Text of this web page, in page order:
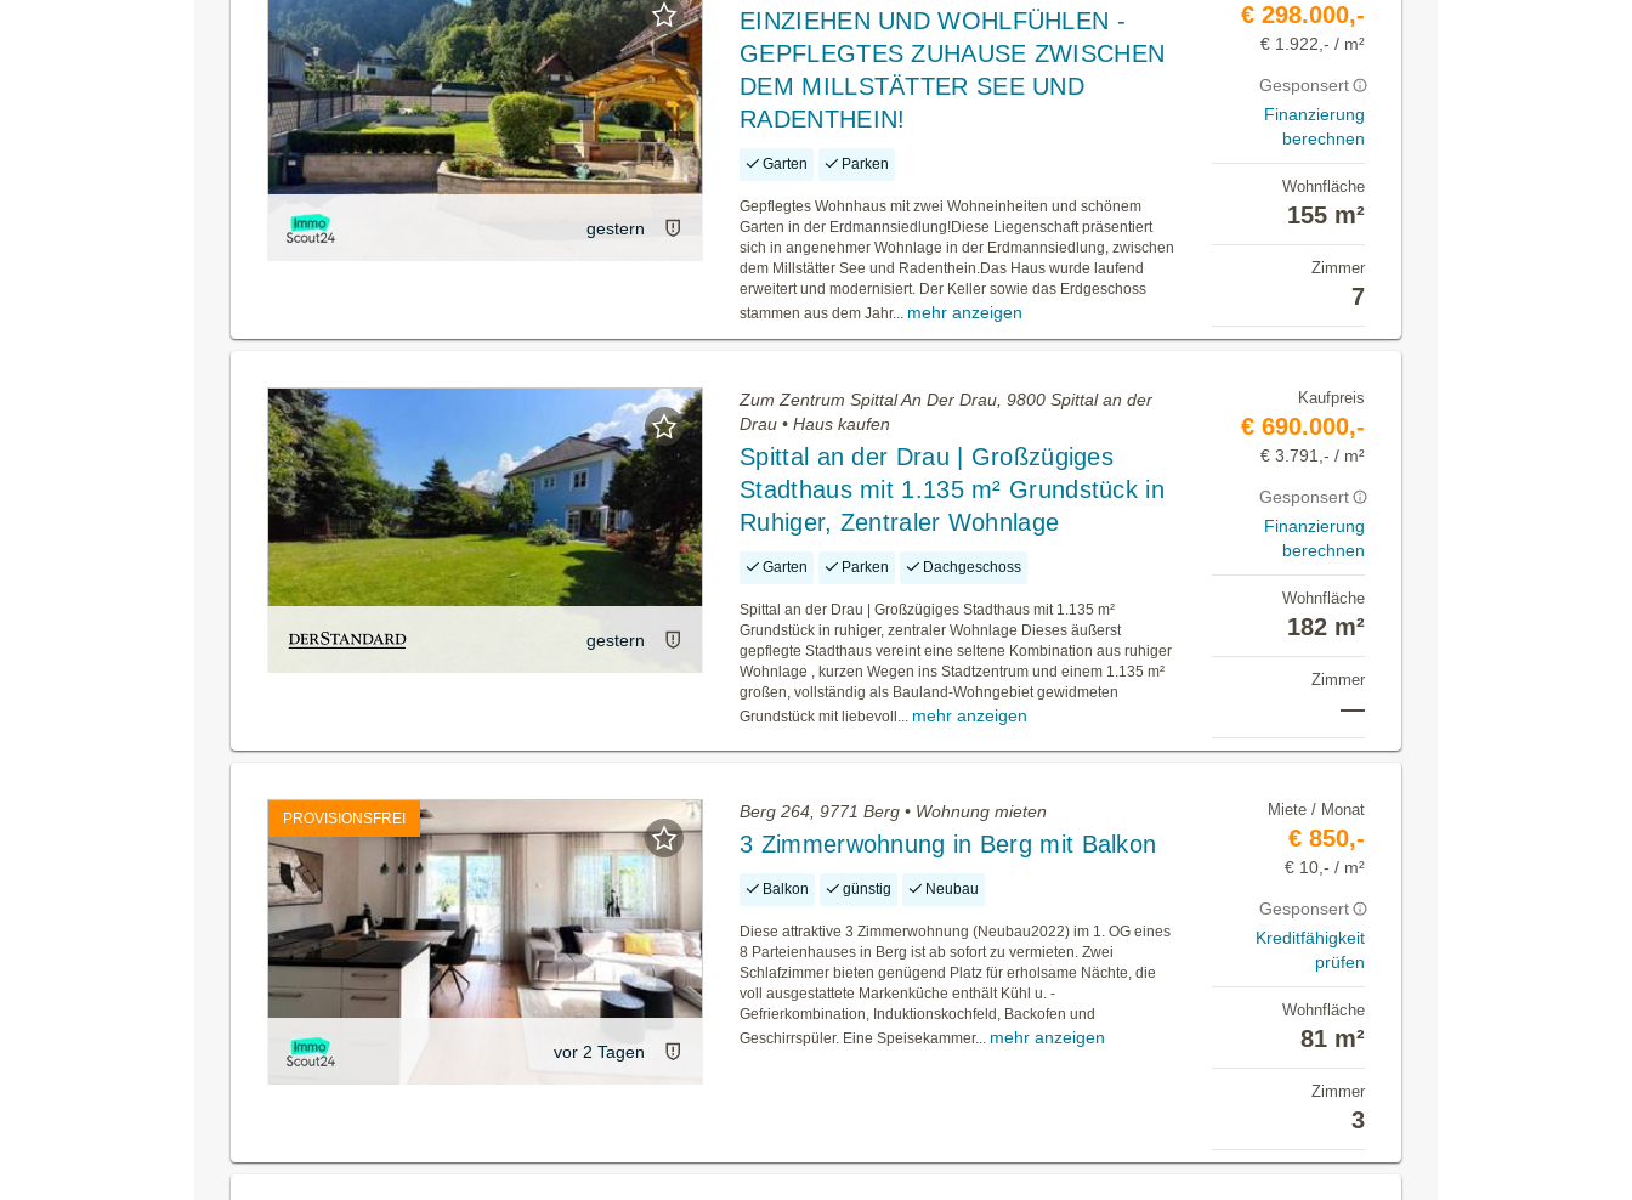
gestern
EINZIEHEN UND WOHLFÜHLEN -
GEPFLEGTES ZUHAUSE ZWISCHEN
DEM MILLSTÄTTER SEE UND
RADENTHEIN!
Garten Parken
Gepflegtes Wohnhaus mit zwei Wohneinheiten und schönem
Garten in der Erdmannsiedlung!Diese Liegenschaft präsentiert
sich in angenehmer Wohnlage in der Erdmannsiedlung, zwischen
dem Millstätter See und Radenthein.Das Haus wurde laufend
erweitert und modernisiert. Der Keller sowie das Erdgeschoss
stammen aus dem Jahr... mehr anzeigen
€ 298.000,-
€ 1.922,- / m²
Gesponsert
Finanzierung
berechnen
Wohnfläche
155 m²
Zimmer
7
gestern
Zum Zentrum Spittal An Der Drau, 9800 Spittal an der
Drau • Haus kaufen
Spittal an der Drau | Großzügiges
Stadthaus mit 1.135 m² Grundstück in
Ruhiger, Zentraler Wohnlage
Garten Parken Dachgeschoss
Spittal an der Drau | Großzügiges Stadthaus mit 1.135 m²
Grundstück in ruhiger, zentraler Wohnlage Dieses äußerst
gepflegte Stadthaus vereint eine seltene Kombination aus ruhiger
Wohnlage , kurzen Wegen ins Stadtzentrum und einem 1.135 m²
großen, vollständig als Bauland-Wohngebiet gewidmeten
Grundstück mit liebevoll... mehr anzeigen
Kaufpreis
€ 690.000,-
€ 3.791,- / m²
Gesponsert
Finanzierung
berechnen
Wohnfläche
182 m²
Zimmer
—
PROVISIONSFREI
vor 2 Tagen
Berg 264, 9771 Berg • Wohnung mieten
3 Zimmerwohnung in Berg mit Balkon
Balkon günstig Neubau
Diese attraktive 3 Zimmerwohnung (Neubau2022) im 1. OG eines
8 Parteienhauses in Berg ist ab sofort zu vermieten. Zwei
Schlafzimmer bieten genügend Platz für erholsame Nächte, die
voll ausgestattete Markenküche enthält Kühl u. -
Gefrierkombination, Induktionskochfeld, Backofen und
Geschirrspüler. Eine Speisekammer... mehr anzeigen
Miete / Monat
€ 850,-
€ 10,- / m²
Gesponsert
Kreditfähigkeit
prüfen
Wohnfläche
81 m²
Zimmer
3